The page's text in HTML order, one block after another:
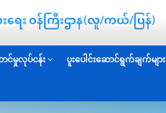
င်မှုလုပ်ငန်း ပူးပေါင်းဆောင်ရွက်ချက်များ